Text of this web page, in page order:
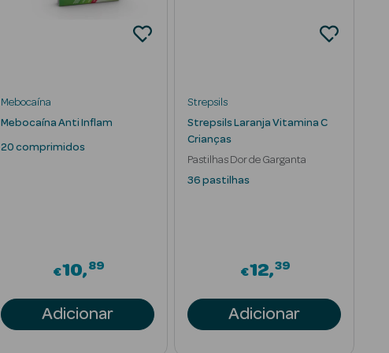
Mebocaína
Mebocaína Anti Inflam
20 comprimidos
€10 89
Adicionar
Strepsils
Strepsils Laranja Vitamina C
Crianças
Pastilhas Dor de Garganta
36 pastilhas
€12 39
Adicionar